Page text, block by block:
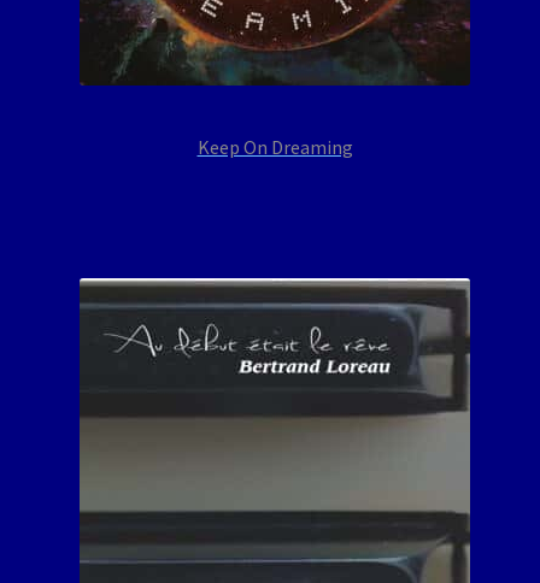
Keep On Dreaming